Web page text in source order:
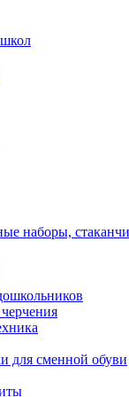
наборы,
для сменной обуви